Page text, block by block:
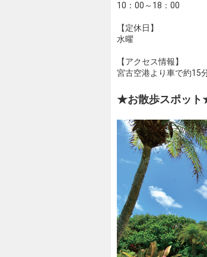
10：00～18：00
【定休日】
水曜
【アクセス情報】
宮古空港より車で約15
★お散歩スポット